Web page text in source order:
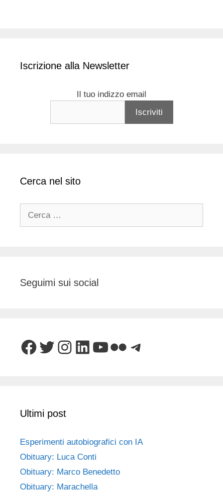
Iscrizione alla Newsletter
Il tuo indizzo email
Cerca nel sito
Seguimi sui social
Facebook
Twitter
Instagram
LinkedIn
YouTube
FlickrTelegram
Ultimi post
Esperimenti autobiografici con IA
Obituary: Luca Conti
Obituary: Marco Benedetto
Obituary: Marachella